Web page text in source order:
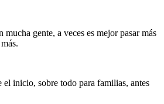
gente, a veces es mejor pasar más
inicio, sobre todo para familias, antes